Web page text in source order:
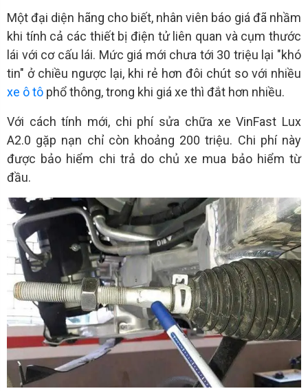
Một đại diện hãng cho biết, nhân viên báo giá đã nhầm
khi tính cả các thiết bị điện tử liên quan và cụm thước
lái với cơ cấu lái. Mức giá mới chưa tới 30 triệu lại "khó
tin" ở chiều ngược lại, khi rẻ hơn đôi chút so với nhiều
xe ô tô phổ thông, trong khi giá xe thì đắt hơn nhiều.
Với cách tính mới, chi phí sửa chữa xe VinFast Lux
A2.0 gặp nạn chỉ còn khoảng 200 triệu. Chi phí này
được bảo hiểm chi trả do chủ xe mua bảo hiểm từ
đầu.